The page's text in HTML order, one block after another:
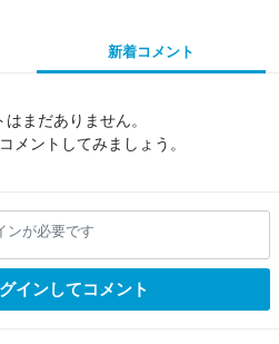
新着コメント
まだありません。
メントしてみましょう。
ンが必要です
インしてコメント